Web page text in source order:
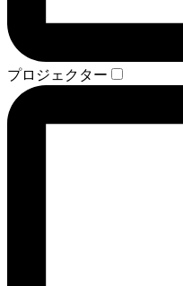
プロジェクター